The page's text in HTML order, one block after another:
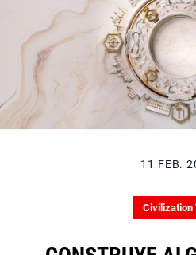
11 FEB.
Civilization